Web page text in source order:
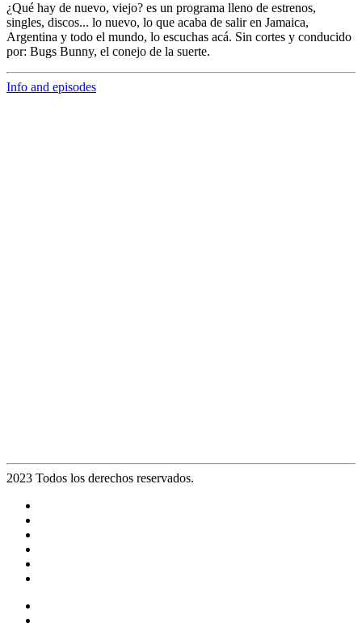
¿Qué hay de nuevo, viejo? es un programa lleno de estrenos,
singles, discos... lo nuevo, lo que acaba de salir en Jamaica,
Argentina y todo el mundo, lo escuchas acá. Sin cortes y conducido
por: Bugs Bunny, el conejo de la suerte.
Info and episodes
2023 Todos los derechos reservados.